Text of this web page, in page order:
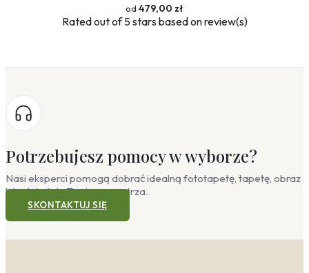
479,00 zł
Ratedout of 5 stars based onreview(s)
Potrzebujesz pomocy w wyborze?
Nasi eksperci pomogą dobrać idealną fototapetę, tapetę, obraz
lub plakat do Twojego wnętrza.
SKONTAKTUJ SIĘ